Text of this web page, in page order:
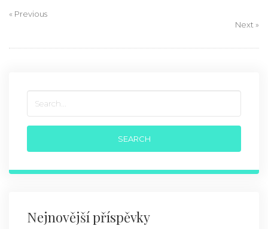
« Previous
Next »
Nejnovější příspěvky